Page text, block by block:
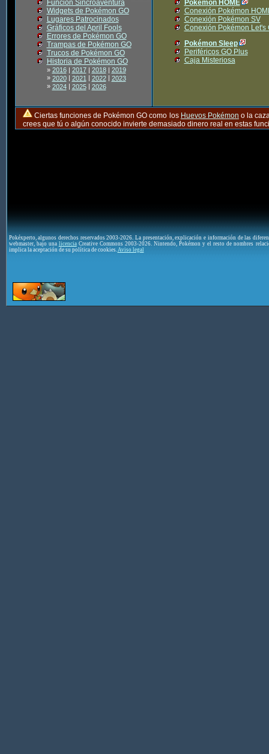
Función Sincroaventura
Widgets de Pokémon GO
Lugares Patrocinados
Gráficos del April Fools
Errores de Pokémon GO
Trampas de Pokémon GO
Trucos de Pokémon GO
Historia de Pokémon GO
» 2016| 2017| 2018| 2019
» 2020| 2021| 2022| 2023
» 2024| 2025| 2026
Pokémon HOME
Conexión Pokémon
Conexión Pokémon SV
Conexión Pokémon Let's
Pokémon Sleep
Periféricos GO Plus
Caja Misteriosa
Ciertas funciones de Pokémon GO como los Huevos Pokémon o la
crees que tú o algún conocido invierte demasiado dinero real en estas
Pokéxperto, algunos derechos reservados 2003-2026. La presentación, explicación e información de las
webmaster, bajo una licenciaCreative Commons 2003-2026. Nintendo, Pokémon y el resto de nombres
implica la aceptación de su política de cookies. Aviso legal